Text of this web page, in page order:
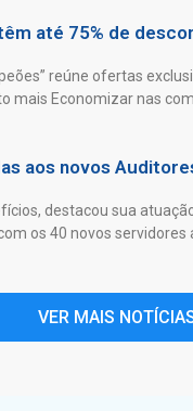
até 75% de
reúne ofertas
mais Economizar nas
aos novos
destacou sua
os 40 novos
VER MAIS